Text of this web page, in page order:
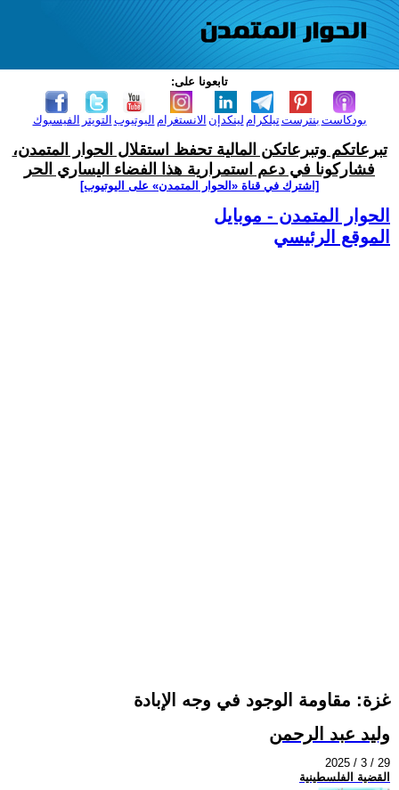
تابعونا على:
الفيسبوك التويتر اليوتيوب الانستغرام لينكدإن تيلكرامبنترست بودكاست
تبرعاتكم وتبرعاتكن المالية تحفظ استقلال الحوار المتمدن،
فشاركونا في دعم استمرارية هذا الفضاء اليساري الحر
[اشترك في قناة ‫«الحوار المتمدن» على اليوتيوب]
الحوار المتمدن - موبايل
الموقع الرئيسي
غزة: مقاومة الوجود في وجه الإبادة
وليد عبد الرحمن
2025 / 3 / 29
القضية الفلسطينية